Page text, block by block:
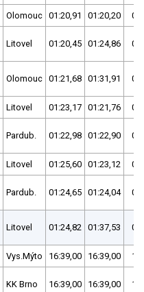
Olomouc 01:20,91 01:20,20
Litovel 01:20,45 01:24,86
Olomouc 01:21,68 01:31,91
Litovel 01:23,17 01:21,76
Pardub. 01:22,98 01:22,90
Litovel 01:25,60 01:23,12
Pardub. 01:24,65 01:24,04
Litovel 01:24,82 01:37,53
Vys.Mýto 16:39,00 16:39,00
KK Brno 16:39,00 16:39,00